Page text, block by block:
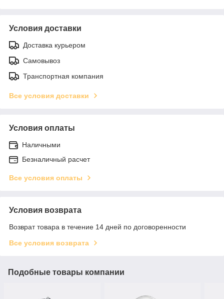
Условия доставки
Доставка курьером
Самовывоз
Транспортная компания
Все условия доставки
Условия оплаты
Наличными
Безналичный расчет
Все условия оплаты
Условия возврата
Возврат товара в течение 14 дней по договоренности
Все условия возврата
Подобные товары компании